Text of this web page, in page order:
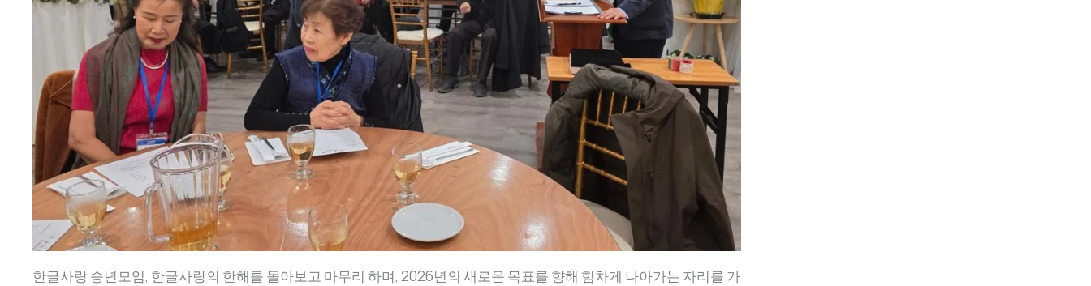
한글사랑 송년모임, 한글사랑의 한해를 돌아보고 마무리 하며, 2026년의 새로운 목표를 향해 힘차게 나아가는 자리를 가